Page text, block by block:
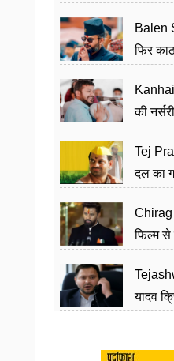
Balen
फिर
की
Tej
दल का
Chirag
फिल्म से
यादव